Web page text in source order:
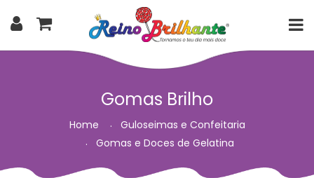
Gomas Brilho
Home
Guloseimas e Confeitaria
Gomas e Doces de Gelatina